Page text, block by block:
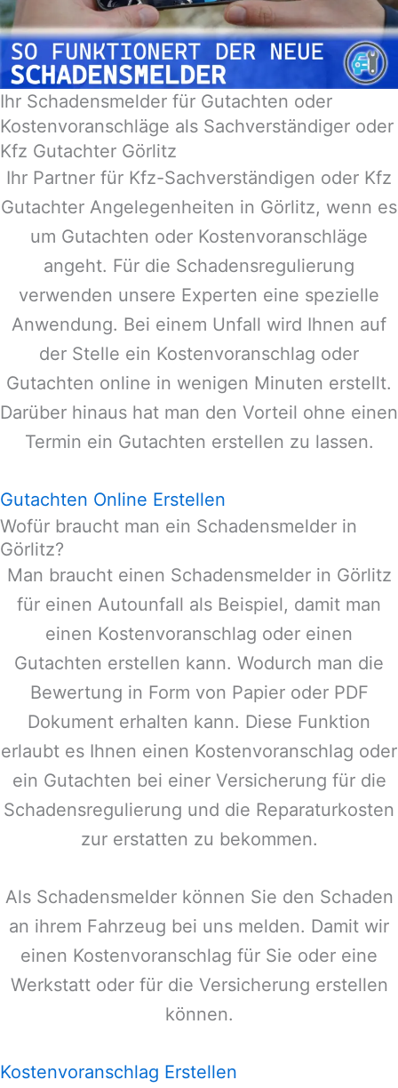
Ihr Schadensmelder für Gutachten oder
Kostenvoranschläge als Sachverständiger oder
Kfz Gutachter Görlitz
Ihr Partner für Kfz-Sachverständigen oder Kfz
Gutachter Angelegenheiten in Görlitz, wenn es
um Gutachten oder Kostenvoranschläge
angeht. Für die Schadensregulierung
verwenden unsere Experten eine spezielle
Anwendung. Bei einem Unfall wird Ihnen auf
der Stelle ein Kostenvoranschlag oder
Gutachten online in wenigen Minuten erstellt.
Darüber hinaus hat man den Vorteil ohne einen
Termin ein Gutachten erstellen zu lassen.
Gutachten Online Erstellen
Wofür braucht man ein Schadensmelder in
Görlitz?
Man braucht einen Schadensmelder in Görlitz
für einen Autounfall als Beispiel, damit man
einen Kostenvoranschlag oder einen
Gutachten erstellen kann. Wodurch man die
Bewertung in Form von Papier oder PDF
Dokument erhalten kann. Diese Funktion
erlaubt es Ihnen einen Kostenvoranschlag oder
ein Gutachten bei einer Versicherung für die
Schadensregulierung und die Reparaturkosten
zur erstatten zu bekommen.
Als Schadensmelder können Sie den Schaden
an ihrem Fahrzeug bei uns melden. Damit wir
einen Kostenvoranschlag für Sie oder eine
Werkstatt oder für die Versicherung erstellen
können.
Kostenvoranschlag Erstellen